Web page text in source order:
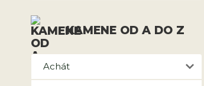
KAMENE OD A DO Z
Achát